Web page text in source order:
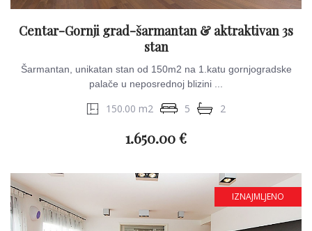
Centar-Gornji grad-šarmantan & aktraktivan 3s
stan
Šarmantan, unikatan stan od 150m2 na 1.katu gornjogradske
palače u neposrednoj blizini ...
150.00 m2 5 2
1.650.00 €
IZNAJMLJENO